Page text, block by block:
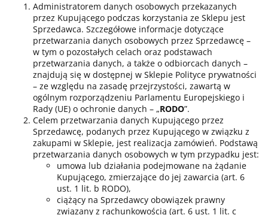
Administratorem danych osobowych przekazanych
przez Kupującego podczas korzystania ze Sklepu jest
Sprzedawca. Szczegółowe informacje dotyczące
przetwarzania danych osobowych przez Sprzedawcę –
w tym o pozostałych celach oraz podstawach
przetwarzania danych, a także o odbiorcach danych –
znajdują się w dostępnej w Sklepie Polityce prywatności
– ze względu na zasadę przejrzystości, zawartą w
ogólnym rozporządzeniu Parlamentu Europejskiego i
Rady (UE) o ochronie danych – „RODO”.
Celem przetwarzania danych Kupującego przez
Sprzedawcę, podanych przez Kupującego w związku z
zakupami w Sklepie, jest realizacja zamówień. Podstawą
przetwarzania danych osobowych w tym przypadku jest:
umowa lub działania podejmowane na żądanie
Kupującego, zmierzające do jej zawarcia (art. 6
ust. 1 lit. b RODO),
ciążący na Sprzedawcy obowiązek prawny
związany z rachunkowością (art. 6 ust. 1 lit. c